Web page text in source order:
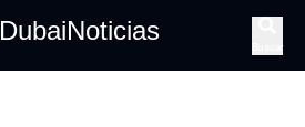
DubaiNoticias